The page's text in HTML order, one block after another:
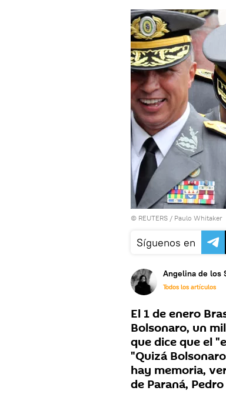
© REUTERS / Paulo Whitaker
Síguenos en
Angelina de los
Todos los artículos
El 1 de enero
Bolsonaro, un
que dice que el
"Quizá
hay memoria,
de Paraná,